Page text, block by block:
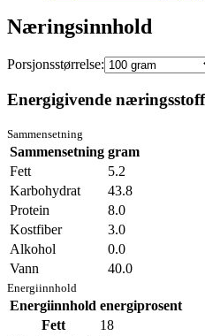
Næringsinnhold
Porsjonsstørrelse:
Energigivende
Sammensetning
Sammensetning gram
Fett
5.2
Karbohydrat
43.8
Protein
8.0
Kostfiber
3.0
Alkohol
0.0
Vann
40.0
Energiinnhold
Energiinnhold energiprosent
Fett
18